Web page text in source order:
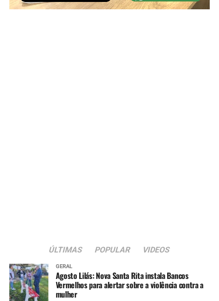
ÚLTIMAS POPULAR VIDEOS
GERAL
Agosto Lilás: Nova Santa Rita instala Bancos
Vermelhos para alertar sobre a violência contra a
mulher